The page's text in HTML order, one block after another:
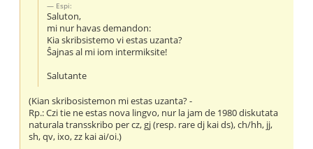
Espi:
Saluton,
mi nur havas demandon:
Kia skribsistemo vi estas uzanta?
Ŝajnas al mi iom intermiksite!
Salutante
(Kian skribosistemon mi estas uzanta? -
Rp.: Czi tie ne estas nova lingvo, nur la jam de 1980 diskutata
naturala transskribo per cz, gj (resp. rare dj kai ds), ch/hh, jj,
sh, qv, ixo, zz kai ai/oi.)